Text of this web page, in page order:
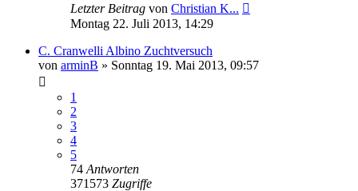
Letzter Beitrag von Christian K...
Montag 22. Juli 2013, 14:29
C. Cranwelli Albino Zuchtversuch
von arminB » Sonntag 19. Mai 2013, 09:57
1
2
3
4
5
74 Antworten
371573 Zugriffe